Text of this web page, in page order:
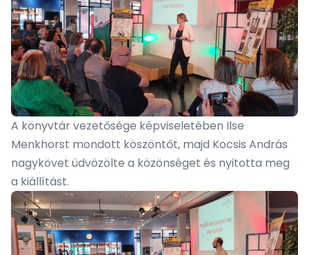
A könyvtár vezetősége képviseletében Ilse
Menkhorst mondott köszöntőt, majd Kocsis András
nagykövet üdvözölte a közönséget és nyitotta meg
a kiállítást.